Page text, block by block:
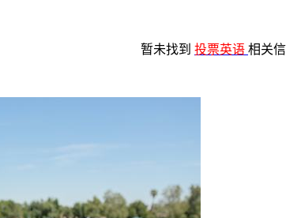
暂未找到 投票英语 相关